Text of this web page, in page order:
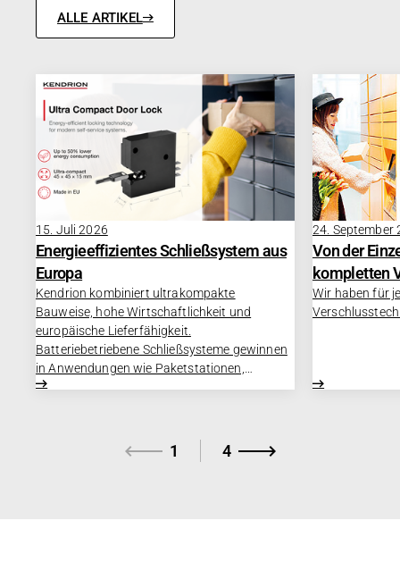
ALLE ARTIKEL
15. Juli 2026
Energieeffizientes Schließsystem aus
Europa
Kendrion kombiniert ultrakompakte
Bauweise, hohe Wirtschaftlichkeit und
europäische Lieferfähigkeit.
Batteriebetriebene Schließsysteme gewinnen
in Anwendungen wie Paketstationen,
Schließfachsystemen, Verkaufsautomaten,
Bedeutung. Gleichzeitig steigen die
Anforderungen an Energieeffizienz, Bauraum
24. September
Von der
kompletten
Wir haben für
1 4